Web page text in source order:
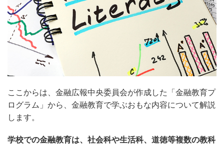
ここからは、金融広報中央委員会が作成した「金融教育プ
ログラム」から、金融教育で学ぶおもな内容について解説
します。
学校での金融教育は、社会科や生活科、道徳等複数の教科